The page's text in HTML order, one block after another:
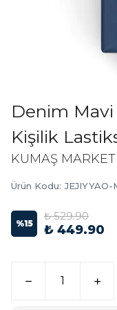
Denim
Kişilik
KUMAŞ
Ürün Kodu: JEJIYYAO-
%15
₺ 529.90
₺ 449.90